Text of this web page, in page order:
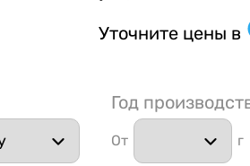
Уточните цены в
Год
От г